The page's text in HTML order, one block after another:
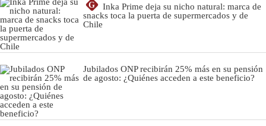
G
Inka Prime deja su nicho natural: marca de
snacks toca la puerta de supermercados y de
Chile
Jubilados ONP recibirán 25% más en su pensión
de agosto: ¿Quiénes acceden a este beneficio?